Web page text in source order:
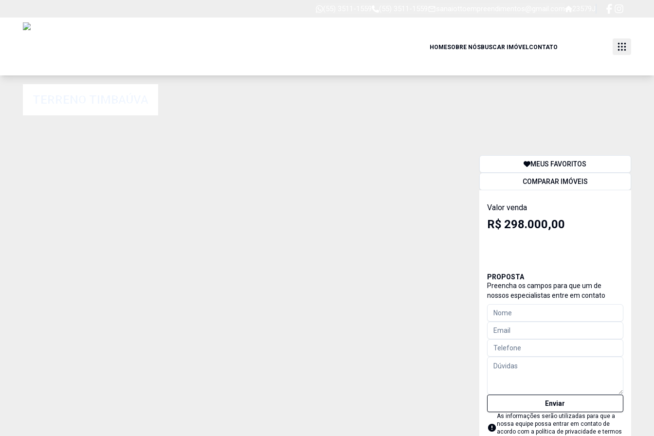
HOMESOBRE NÓSBUSCAR IMÓVELCONTATO
MEUS FAVORITOS
COMPARAR IMÓVEIS
Valor venda
R$ 298.000,00
PROPOSTA
Preencha os campos para que um de
nossos especialistas entre em contato
Enviar
As informações serão utilizadas para que a
nossa equipe possa entrar em contato de
acordo com a política de privacidade e termos